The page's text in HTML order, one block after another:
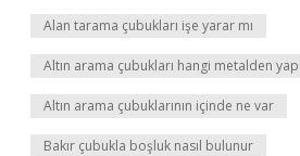
Alan tarama çubukları işe yarar mı
Altın arama çubukları hangi metalden
Altın arama çubuklarının içinde ne var
Bakır çubukla boşluk nasıl bulunur